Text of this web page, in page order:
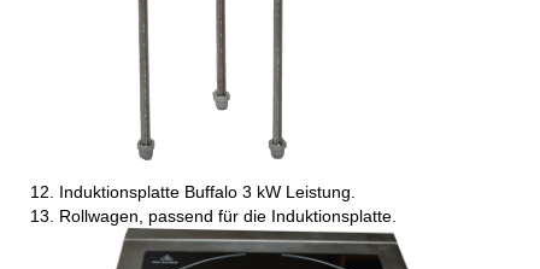
Induktionsplatte Buffalo 3 kW Leistung.
Rollwagen, passend für die Induktionsplatte.